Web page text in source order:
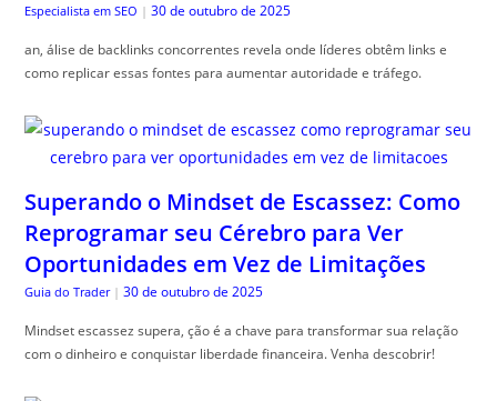
Especialista em SEO | 30 de outubro de 2025
an, álise de backlinks concorrentes revela onde líderes obtêm links e
como replicar essas fontes para aumentar autoridade e tráfego.
Superando o Mindset de Escassez: Como
Reprogramar seu Cérebro para Ver
Oportunidades em Vez de Limitações
Guia do Trader | 30 de outubro de 2025
Mindset escassez supera, ção é a chave para transformar sua relação
com o dinheiro e conquistar liberdade financeira. Venha descobrir!